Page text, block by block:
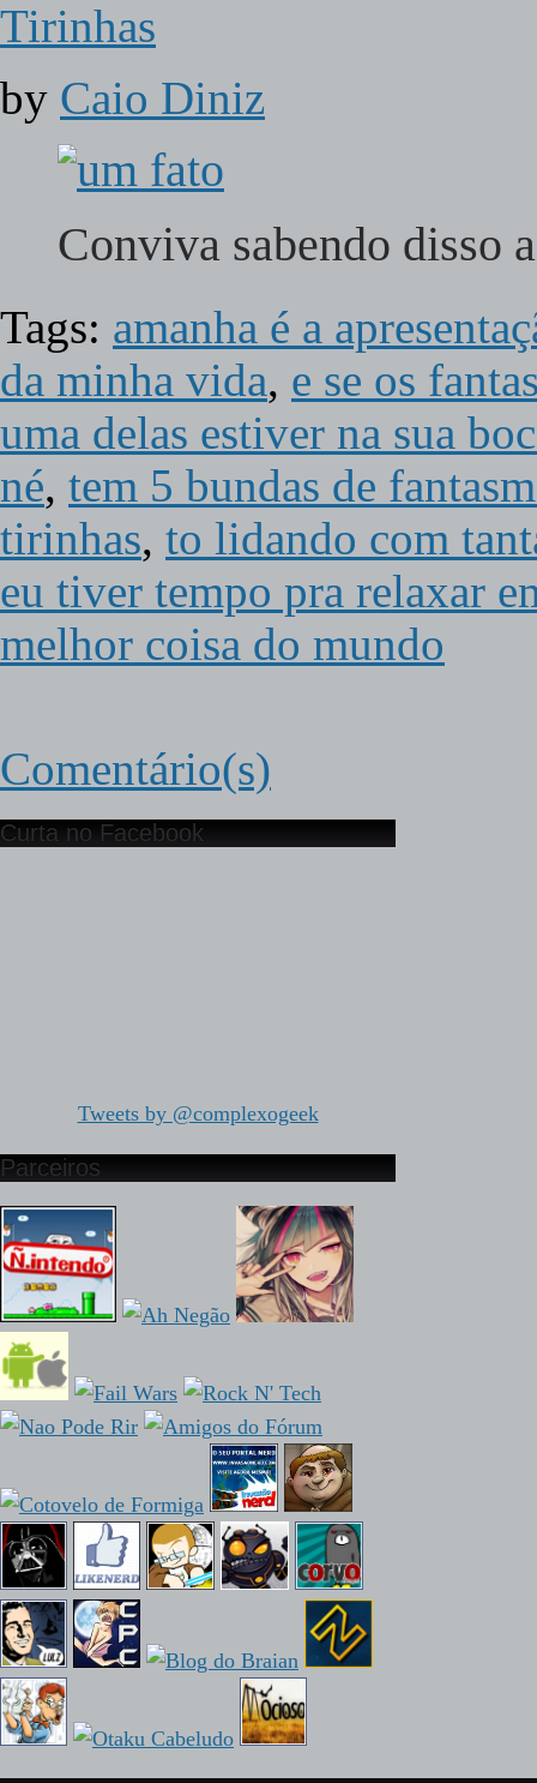
Tirinhas
by Caio Diniz
Conviva sabendo disso
Tags: amanha é a
da minha vida, e se os
uma delas estiver na sua
né, tem 5 bundas de
tirinhas, to lidando com
eu tiver tempo pra relaxar
melhor coisa do mundo
Comentário(s)
Curta no Facebook
Tweets by @complexogeek
Parceiros